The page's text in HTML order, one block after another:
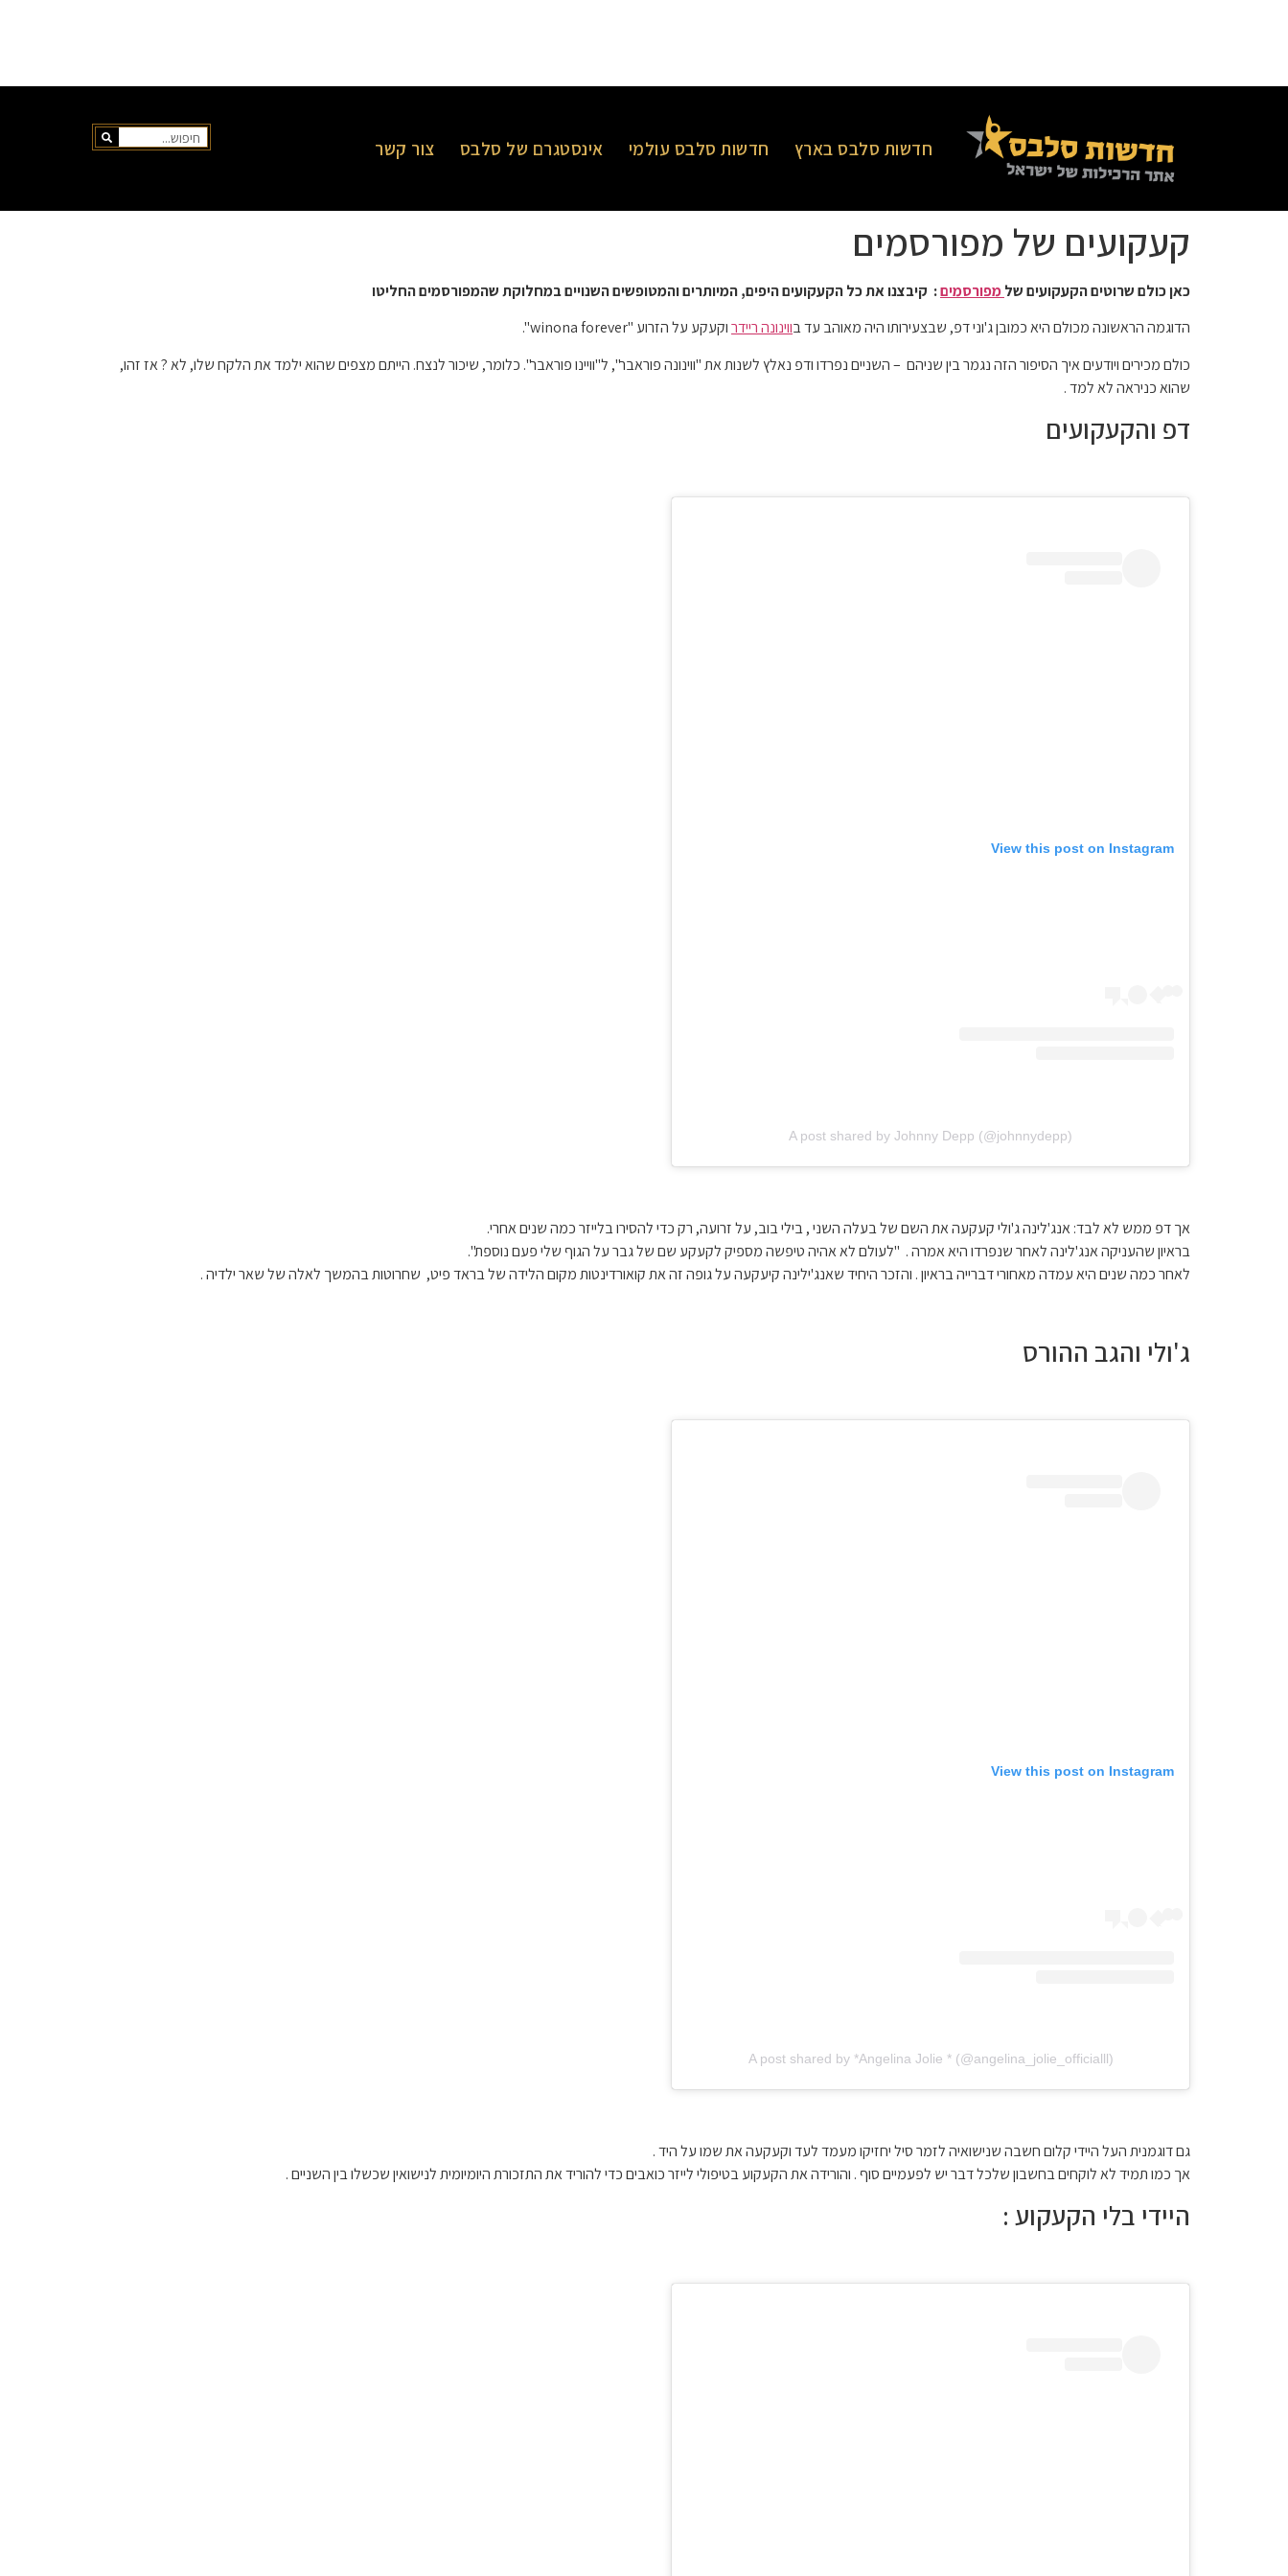
חדשות סלבס בארץ חדשות סלבס עולמי אינסטגרם של סלבס צור קשר
קעקועים של מפורסמים
כאן כולם שרוטים הקעקועים שלמפורסמים: קיבצנו את כל הקעקועים היפים, המיותרים והמטופשים השנויים במחלוקת שהמפורסמים החליטו
הדוגמה הראשונה מכולם היא כמובן ג'וני דפ, שבצעירותו היה מאוהב עד בווינונה ריידרוקעקע על הזרוע "winona forever".
כולם מכירים ויודעים איך הסיפור הזה נגמר בין שניהם – השניים נפרדו ודפ נאלץ לשנות את "ווינונה פוראבר", ל"וויינו פוראבר". כלומר, שיכור לנצח. הייתם מצפים שהוא ילמד את הלקח שלו, לא ? אז זהו,
שהוא כניראה לא למד .
דפ והקעקועים
View this post on Instagram
A post shared by Johnny Depp (@johnnydepp)
אך דפ ממש לא לבד: אנג'לינה ג'ולי קעקעה את השם של בעלה השני , בילי בוב, על זרועה, רק כדי להסירו בלייזר כמה שנים אחרי.
בראיון שהעניקה אנג'לינה לאחר שנפרדו היא אמרה . "לעולם לא אהיה טיפשה מספיק לקעקע שם של גבר על הגוף שלי פעם נוספת".
לאחר כמה שנים היא עמדה מאחורי דברייה בראיון . והזכר היחיד שאנג'ילינה קיעקעה על גופה זה את קואורדינטות מקום הלידה של בראד פיט, שחרוטות בהמשך לאלה של שאר ילדיה .
ג'ולי והגב ההורס
View this post on Instagram
A post shared by *Angelina Jolie * (@angelina_jolie_officialll)
גם דוגמנית העל היידי קלום חשבה שנישואיה לזמר סיל יחזיקו מעמד לעד וקעקעה את שמו על היד .
אך כמו תמיד לא לוקחים בחשבון שלכל דבר יש לפעמיים סוף . והורידה את הקעקוע בטיפולי לייזר כואבים כדי להוריד את התזכורת היומיומית לנישואין שכשלו בין השניים .
היידי בלי הקעקוע :